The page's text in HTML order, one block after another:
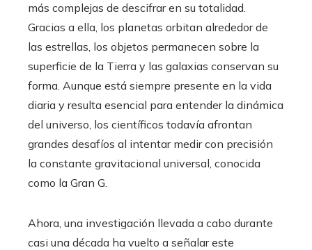
más complejas de descifrar en su totalidad.
Gracias a ella, los planetas orbitan alrededor de
las estrellas, los objetos permanecen sobre la
superficie de la Tierra y las galaxias conservan su
forma. Aunque está siempre presente en la vida
diaria y resulta esencial para entender la dinámica
del universo, los científicos todavía afrontan
grandes desafíos al intentar medir con precisión
la constante gravitacional universal, conocida
como la Gran G.
Ahora, una investigación llevada a cabo durante
casi una década ha vuelto a señalar este